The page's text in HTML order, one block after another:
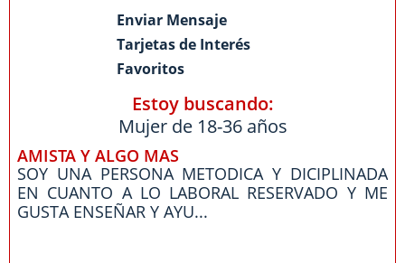
Enviar Mensaje
Tarjetas de Interés
Favoritos
Estoy buscando:
Mujer de 18-36 años
AMISTA Y ALGO MAS
SOY UNA PERSONA METODICA Y DICIPLINADA
EN CUANTO A LO LABORAL RESERVADO Y ME
GUSTA ENSEÑAR Y AYU...